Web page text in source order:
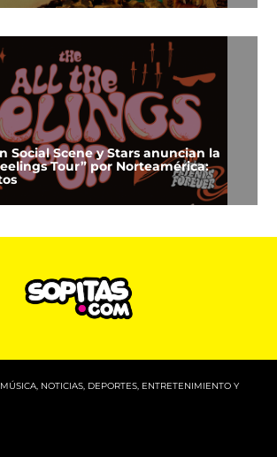
Social Scene y Stars anuncian la
Tour” por Norteamérica:
NOTICIAS, DEPORTES, ENTRETENIMIENTO Y